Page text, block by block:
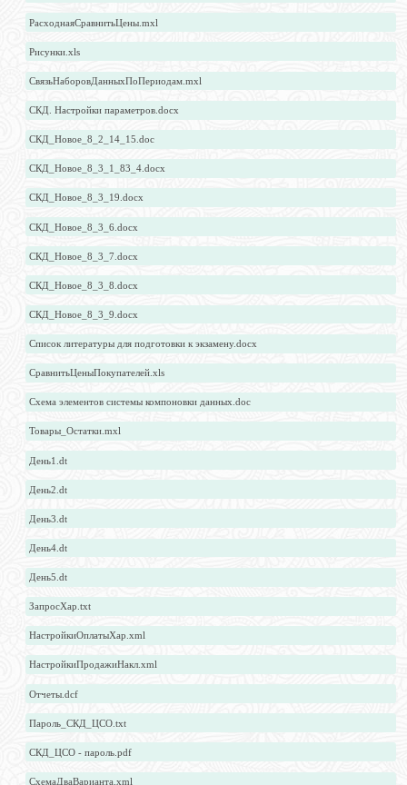
РасходнаяСравнитьЦены.mxl
Рисунки.xls
СвязьНаборовДанныхПоПериодам.mxl
СКД. Настройки параметров.docx
СКД_Новое_8_2_14_15.doc
СКД_Новое_8_3_1_83_4.docx
СКД_Новое_8_3_19.docx
СКД_Новое_8_3_6.docx
СКД_Новое_8_3_7.docx
СКД_Новое_8_3_8.docx
СКД_Новое_8_3_9.docx
Список литературы для подготовки к экзамену.docx
СравнитьЦеныПокупателей.xls
Схема элементов системы компоновки данных.doc
Товары_Остатки.mxl
День1.dt
День2.dt
День3.dt
День4.dt
День5.dt
ЗапросХар.txt
НастройкиОплатыХар.xml
НастройкиПродажиНакл.xml
Отчеты.dcf
Пароль_СКД_ЦСО.txt
СКД_ЦСО - пароль.pdf
СхемаДваВарианта.xml